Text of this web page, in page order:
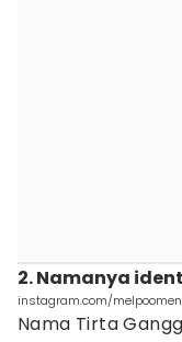
2. Namanya
instagram.com/
Nama Tirta